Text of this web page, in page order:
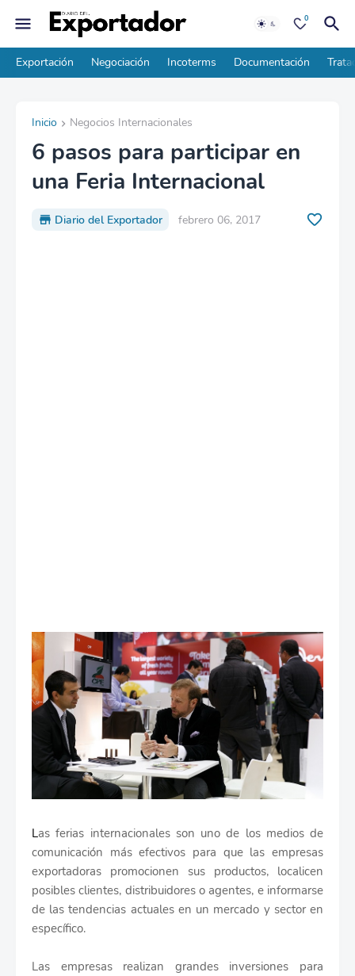
0
Exportación Negociación Incoterms Documentación
Inicio Negocios Internacionales
6 pasos para participar en
una Feria Internacional
Diario del Exportador febrero 06, 2017
Las ferias internacionales son uno de los medios de
comunicación más efectivos para que las empresas
exportadoras promocionen sus productos, localicen
posibles clientes, distribuidores o agentes, e informarse
de las tendencias actuales en un mercado y sector en
específico.
Las empresas realizan grandes inversiones para